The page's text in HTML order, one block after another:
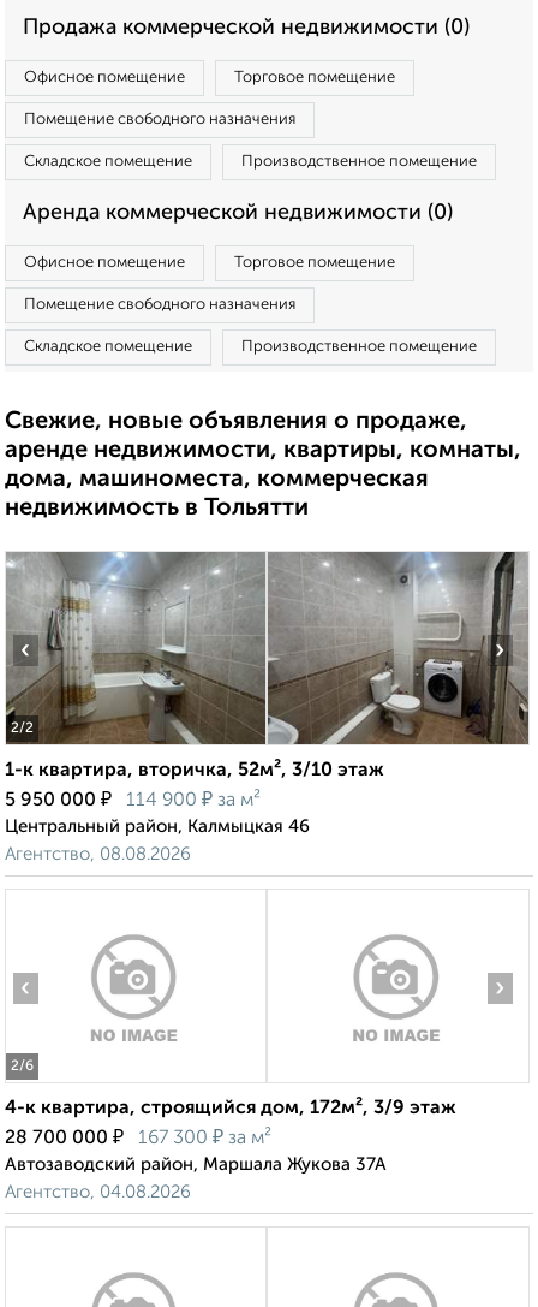
Продажа коммерческой недвижимости (0)
Офисное помещение Торговое помещение
Помещение свободного назначения
Складское помещение Производственное помещение
Аренда коммерческой недвижимости (0)
Офисное помещение Торговое помещение
Помещение свободного назначения
Складское помещение Производственное помещение
Свежие, новые объявления о продаже,
аренде недвижимости, квартиры, комнаты,
дома, машиноместа, коммерческая
недвижимость в Тольятти
2/2
‹ ›
1-к квартира, вторичка, 52м², 3/10 этаж
5 950 000 ₽ 114 900 ₽ за м²
Центральный район, Калмыцкая 46
Агентство, 08.08.2026
2/6
‹ ›
4-к квартира, строящийся дом, 172м², 3/9 этаж
28 700 000 ₽ 167 300 ₽ за м²
Автозаводский район, Маршала Жукова 37А
Агентство, 04.08.2026